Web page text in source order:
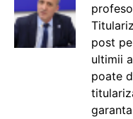
post
ultimii
poate